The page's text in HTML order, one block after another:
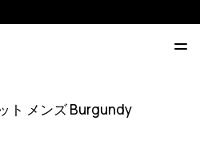
ト メンズ Burgundy